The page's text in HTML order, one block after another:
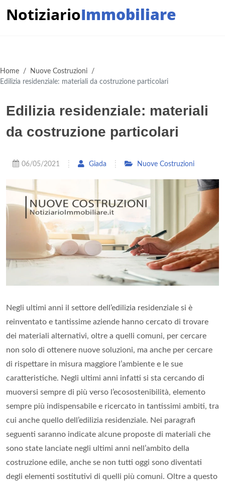
NotiziarioImmobiliare
Home / Nuove Costruzioni /
Edilizia residenziale: materiali da costruzione particolari
Edilizia residenziale: materiali
da costruzione particolari
06/05/2021 Giada Nuove Costruzioni
Negli ultimi anni il settore dell’edilizia residenziale si è
reinventato e tantissime aziende hanno cercato di trovare
dei materiali alternativi, oltre a quelli comuni, per cercare
non solo di ottenere nuove soluzioni, ma anche per cercare
di rispettare in misura maggiore l’ambiente e le sue
caratteristiche. Negli ultimi anni infatti si sta cercando di
muoversi sempre di più verso l’ecosostenibilità, elemento
sempre più indispensabile e ricercato in tantissimi ambiti, tra
cui anche quello dell’edilizia residenziale. Nei paragrafi
seguenti saranno indicate alcune proposte di materiali che
sono state lanciate negli ultimi anni nell’ambito della
costruzione edile, anche se non tutti oggi sono diventati
degli elementi sostitutivi di quelli più comuni. Oltre a questo